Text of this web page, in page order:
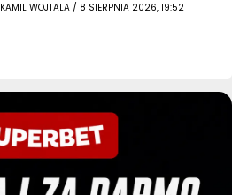
KAMIL WOJTALA / 8 SIERPNIA 2026, 19:52